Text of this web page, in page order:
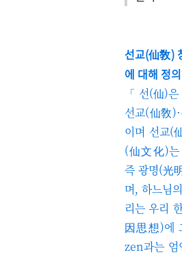
선교(仙敎)
에 대해 정
「 선(仙)
선교(仙敎
이며 선교(
(仙文化)는
즉 광명(光
며, 하느님
리는 우리
因思想)에
zen과는